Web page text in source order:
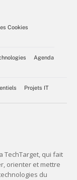
Cookies
Agenda
Projets IT